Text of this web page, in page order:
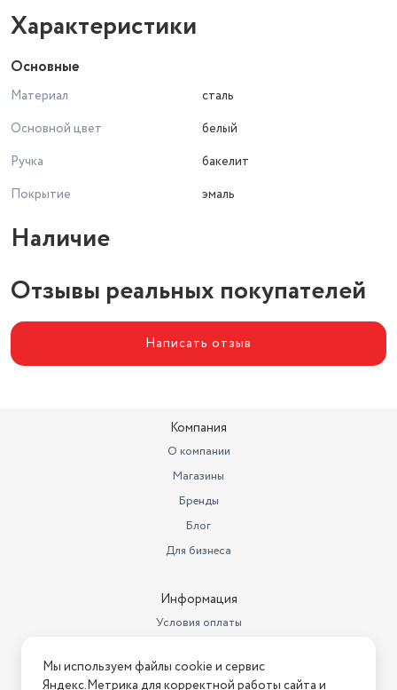
Характеристики
Основные
Материал
сталь
Основной цвет
белый
Ручка
бакелит
Покрытие
эмаль
Наличие
Отзывы реальных покупателей
Написать отзыв
Компания
О компании
Магазины
Бренды
Блог
Для бизнеса
Информация
Условия оплаты
Условия возврата
Мы используем файлы cookie и сервис
Яндекс.Метрика для корректной работы сайта и